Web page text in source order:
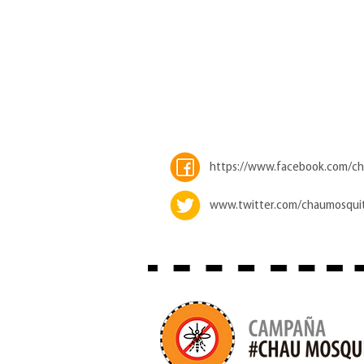
https://www.facebook.com/
www.twitter.com/